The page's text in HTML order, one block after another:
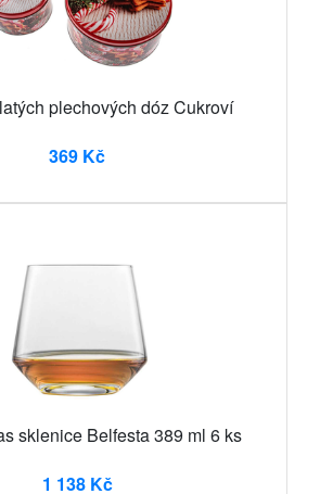
plechových dóz Cukroví
369 Kč
sklenice Belfesta 389 ml 6 ks
1 138 Kč